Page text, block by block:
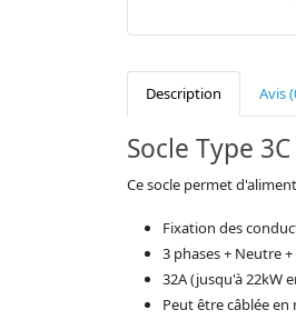
Description Avis
Socle Type 3C
Ce socle permet
Fixation des
3 phases + Neutre +
32A (jusqu'à 22kW
Peut être câblée